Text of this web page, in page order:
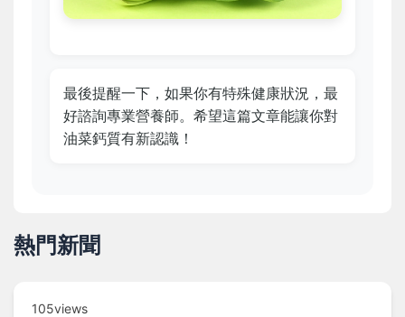
最後提醒一下，如果你有特殊健康狀況，最
好諮詢專業營養師。希望這篇文章能讓你對
油菜鈣質有新認識！
熱門新聞
105views